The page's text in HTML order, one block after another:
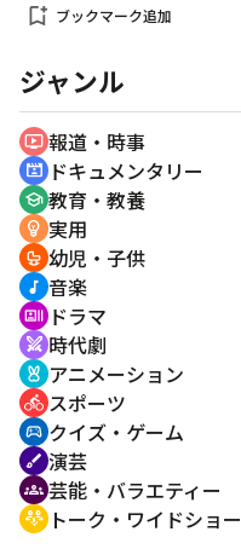
bookmark_add ブックマーク追加
ジャンル
ondemand_video 報道・時事
cinematic_blur ドキュメンタリー
school 教育・教養
emoji_objects 実用
crib 幼児・子供
music_note 音楽
recent_actors ドラマ
swords 時代劇
cruelty_free アニメーション
directions_bike スポーツ
sports_esports クイズ・ゲーム
brush 演芸
groups 芸能・バラエティー
adaptive_audio_mic トーク・ワイドショー